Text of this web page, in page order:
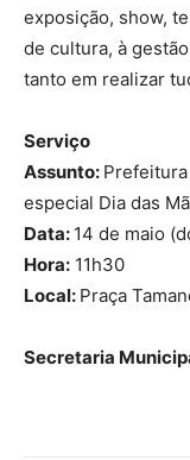
exposição, show,
de cultura, à
tanto em realizar
Serviço
Assunto:
especial Dia das
Data: 14 de maio
Hora: 11h30
Local: Praça
Secretaria